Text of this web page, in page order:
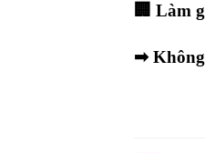
🏢 Làm
➡